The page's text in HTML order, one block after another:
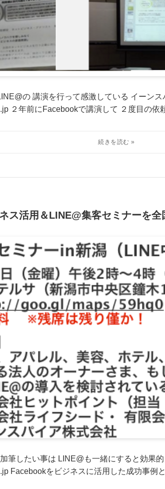
の 講演を行って感激している イーンス
２年前にFacebookで講演して ２度目の依
ス活用＆LINE@集客セミナーを全
筆したい事は LINE@も一緒にすると効果
Facebookをビジネスに活用した成功事例